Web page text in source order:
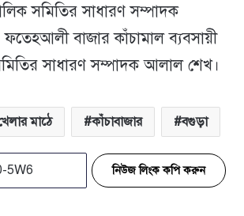
সমিতির সাধারণ সম্পাদক
ফতেহআলী বাজার কাঁচামাল ব্যবসায়ী
সাধারণ সম্পাদক আলাল শেখ।
মাঠে কাঁচাবাজার বগুড়া
নিউজ লিংক কপি করুন